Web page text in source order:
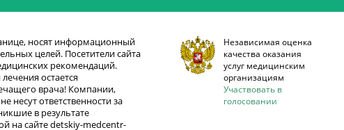
носят информационный
целей. Посетители сайта
рекомендаций.
остается
врача! Компании,
ответственности за
в результате
на сайте detskiy-medcentr-
Независимая оценка
качества оказания
услуг медицинским
организациям
Участвовать в
голосовании